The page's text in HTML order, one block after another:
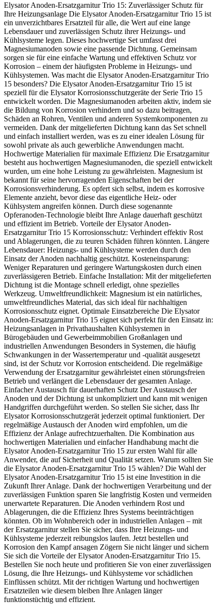
Elysator Anoden-Ersatzgarnitur Trio 15: Zuverlässiger Schutz für
Ihre Heizungsanlage Die Elysator Anoden-Ersatzgarnitur Trio 15 ist
ein unverzichtbares Ersatzteil für alle, die Wert auf eine lange
Lebensdauer und zuverlässigen Schutz ihrer Heizungs- und
Kühlsysteme legen. Dieses hochwertige Set umfasst drei
Magnesiumanoden sowie eine passende Dichtung. Gemeinsam
sorgen sie für eine einfache Wartung und effektiven Schutz vor
Korrosion – einem der häufigsten Probleme in Heizungs- und
Kühlsystemen. Was macht die Elysator Anoden-Ersatzgarnitur Trio
15 besonders? Die Elysator Anoden-Ersatzgarnitur Trio 15 ist
speziell für die Elysator Korrosionsschutzgeräte der Serie Trio 15
entwickelt worden. Die Magnesiumanoden arbeiten aktiv, indem sie
die Bildung von Korrosion verhindern und so dazu beitragen,
Schäden an Rohren, Ventilen und anderen Systemkomponenten zu
vermeiden. Dank der mitgelieferten Dichtung kann das Set schnell
und einfach installiert werden, was es zu einer idealen Lösung für
sowohl private als auch gewerbliche Anwendungen macht.
Hochwertige Materialien für maximale Effizienz Die Ersatzgarnitur
besteht aus hochwertigen Magnesiumanoden, die speziell entwickelt
wurden, um eine hohe Leistung zu gewährleisten. Magnesium ist
bekannt für seine hervorragenden Eigenschaften bei der
Korrosionsverhinderung. Es opfert sich selbst, indem es korrosive
Elemente anzieht, bevor diese das eigentliche Heiz- oder
Kühlsystem angreifen können. Durch diese sogenannte
Opferanoden-Technologie bleibt Ihre Anlage dauerhaft geschützt
und effizient im Betrieb. Vorteile der Elysator Anoden-
Ersatzgarnitur Trio 15 Korrosionsschutz: Verhindert effektiv Rost
und Ablagerungen, die zu teuren Schäden führen könnten. Längere
Lebensdauer: Heizungs- und Kühlsysteme werden durch den
Einsatz der Anoden nachhaltig geschützt. Kosteneinsparung:
Weniger Reparaturen und geringere Wartungskosten durch einen
zuverlässigeren Betrieb. Einfache Installation: Mit der mitgelieferten
Dichtung ist die Montage schnell erledigt, ohne spezielles
Werkzeug. Umweltfreundlichkeit: Magnesium ist ein natürliches,
umweltfreundliches Material, das sich ideal für nachhaltigen
Korrosionsschutz eignet. Optimale Einsatzbereiche Die Elysator
Anoden-Ersatzgarnitur Trio 15 eignet sich perfekt für den Einsatz in:
Heizungsanlagen in Privathaushalten Kühlsystemen in
Bürogebäuden und Gewerbeimmobilien Großanlagen und
industriellen Anwendungen Besonders in Systemen, die häufig
Schwankungen in der Wassertemperatur und -qualität ausgesetzt
sind, ist der Schutz vor Korrosion entscheidend. Die regelmäßige
Verwendung der Ersatzgarnitur gewährleistet einen störungsfreien
Betrieb und verlängert die Lebensdauer der gesamten Anlage.
Einfacher Austausch für dauerhaften Schutz Der Austausch der
Anoden und der Dichtung ist unkompliziert und kann mit wenigen
Handgriffen durchgeführt werden. So stellen Sie sicher, dass Ihr
Elysator Korrosionsschutzgerät jederzeit optimal funktioniert. Der
regelmäßige Austausch der Anoden wird empfohlen, um die
Effizienz der Anlage aufrechtzuerhalten. Die Kombination aus
hochwertigen Materialien und einfacher Handhabung macht die
Elysator Anoden-Ersatzgarnitur Trio 15 zur ersten Wahl für alle
Anwender, die auf Sicherheit und Qualität setzen. Warum sollten Sie
die Elysator Anoden-Ersatzgarnitur Trio 15 wählen? Die Wahl der
Elysator Anoden-Ersatzgarnitur Trio 15 ist eine Investition in die
Zukunft Ihrer Anlage. Dank der hochwertigen Verarbeitung und der
zuverlässigen Funktion sparen Sie langfristig Kosten und vermeiden
unerwartete Reparaturen. Die Anoden verhindern Rost und
Ablagerungen, die die Effizienz Ihres Systems beeinträchtigen
könnten. Ob im Wohnbereich oder in industriellen Anlagen – mit
der Ersatzgarnitur stellen Sie sicher, dass Ihre Heizungs- und
Kühlsysteme jederzeit reibungslos laufen. Jetzt bestellen und
Korrosion den Kampf ansagen Zögern Sie nicht länger und sichern
Sie sich die Vorteile der Elysator Anoden-Ersatzgarnitur Trio 15.
Bestellen Sie noch heute und profitieren Sie von einer zuverlässigen
Lösung, die Ihre Heizungs- und Kühlsysteme vor schädlichen
Einflüssen schützt. Mit der richtigen Wartung und hochwertigen
Ersatzteilen wie diesem bleiben Ihre Anlagen länger
funktionstüchtig und effizient.